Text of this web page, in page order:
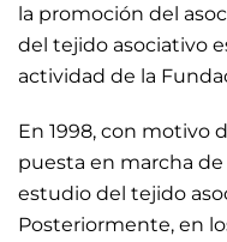
la promoción del
del tejido asociativo
actividad de la
En 1998, con motivo
puesta en marcha de
estudio del tejido
Posteriormente, en